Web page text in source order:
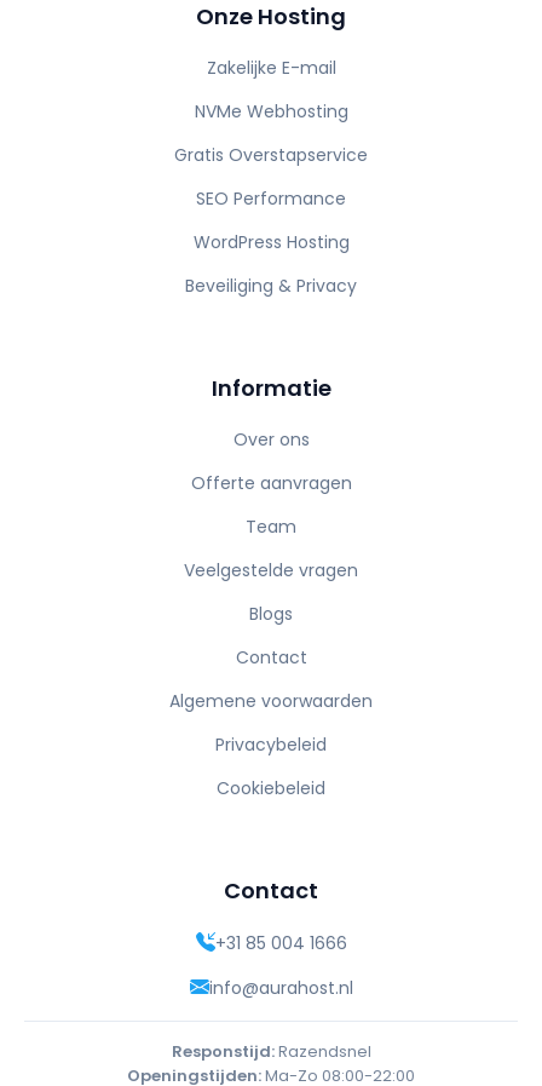
Onze Hosting
Zakelijke E-mail
NVMe Webhosting
Gratis Overstapservice
SEO Performance
WordPress Hosting
Beveiliging & Privacy
Informatie
Over ons
Offerte aanvragen
Team
Veelgestelde vragen
Blogs
Contact
Algemene voorwaarden
Privacybeleid
Cookiebeleid
Contact
+31 85 004 1666
info@aurahost.nl
Responstijd:Razendsnel
Openingstijden:Ma-Zo 08:00-22:00